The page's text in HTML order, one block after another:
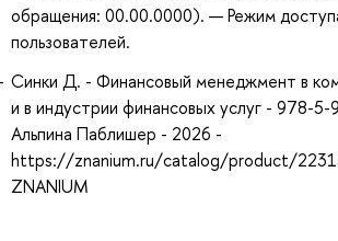
обращения: 00.00.0000). — Режим
пользователей.
Синки Д. - Финансовый менеджмент в
и в индустрии финансовых услуг - 978-
Альпина Паблишер - 2026 -
https://znanium.ru/catalog/product/
ZNANIUM